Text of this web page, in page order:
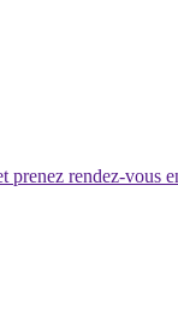
prenez rendez-vous